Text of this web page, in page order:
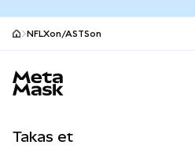
NFLXon/ASTSon
Takas et